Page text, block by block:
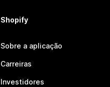
Shopify
Sobre a aplicação
Carreiras
Investidores